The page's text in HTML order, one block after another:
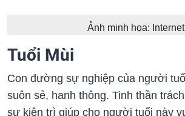
Ảnh minh họa: Internet
Tuổi Mùi
Con đường sự nghiệp của người
suôn sẻ, hanh thông. Tinh thần
sự kiên trì giúp cho người tuổi này